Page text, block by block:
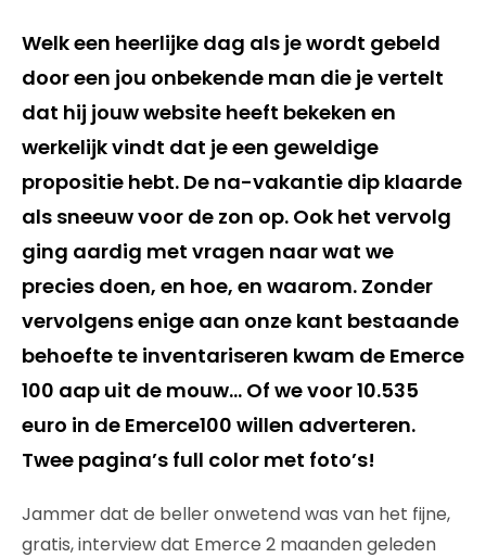
Welk een heerlijke dag als je wordt gebeld
door een jou onbekende man die je vertelt
dat hij jouw website heeft bekeken en
werkelijk vindt dat je een geweldige
propositie hebt. De na-vakantie dip klaarde
als sneeuw voor de zon op. Ook het vervolg
ging aardig met vragen naar wat we
precies doen, en hoe, en waarom. Zonder
vervolgens enige aan onze kant bestaande
behoefte te inventariseren kwam de Emerce
100 aap uit de mouw… Of we voor 10.535
euro in de Emerce100 willen adverteren.
Twee pagina’s full color met foto’s!
Jammer dat de beller onwetend was van het fijne,
gratis, interview dat Emerce 2 maanden geleden